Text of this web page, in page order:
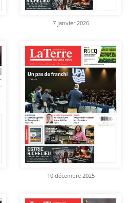
7 janvier 2026
10 décembre 2025